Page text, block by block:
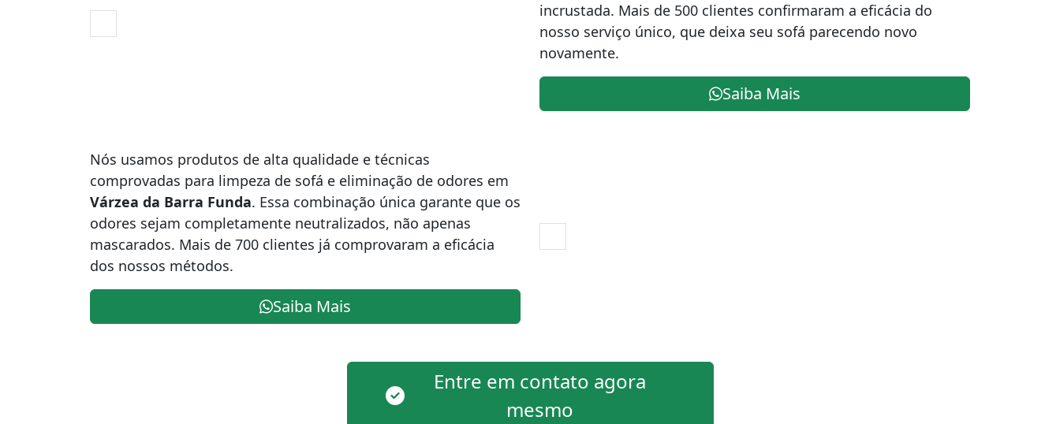
incrustada. Mais de 500 clientes confirmaram a eficácia do
nosso serviço único, que deixa seu sofá parecendo novo
novamente.
Saiba Mais
Nós usamos produtos de alta qualidade e técnicas
comprovadas para limpeza de sofá e eliminação de odores em
Várzea da Barra Funda. Essa combinação única garante que os
odores sejam completamente neutralizados, não apenas
mascarados. Mais de 700 clientes já comprovaram a eficácia
dos nossos métodos.
Saiba Mais
Entre em contato agora
mesmo